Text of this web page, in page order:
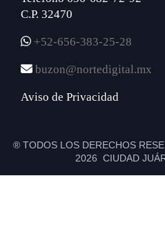
C.P. 32470
+52-656-383-25-28
buzon@nortedigital.mx
Aviso de Privacidad
® TODOS LOS DERECHOS
2026 CIUDAD